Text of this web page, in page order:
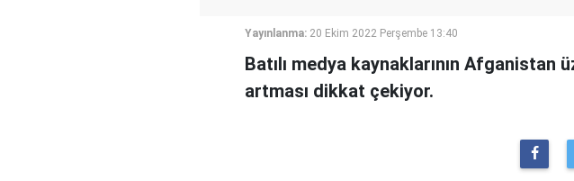
Yayınlanma: 20 Ekim 2022 Perşembe 13:40
Batılı medya kaynaklarının
artması dikkat çekiyor.